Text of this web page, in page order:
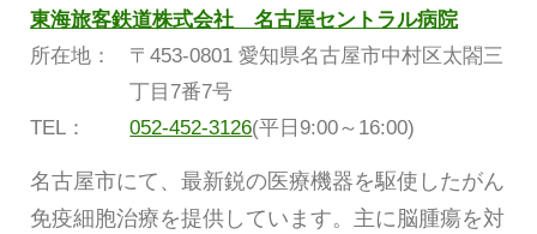
東海旅客鉄道株式会社 名古屋セントラル病院
所在地：
〒453-0801 愛知県名古屋市中村区太閤三
丁目7番7号
TEL：
052-452-3126(平日9:00～16:00)
名古屋市にて、最新鋭の医療機器を駆使したがん
免疫細胞治療を提供しています。主に脳腫瘍を対